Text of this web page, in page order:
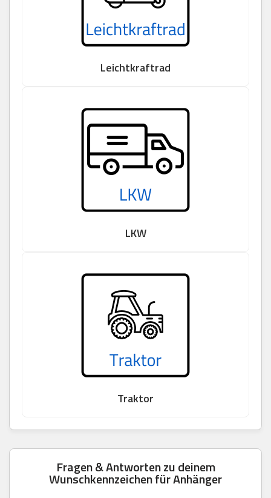
Leichtkraftrad
LKW
Traktor
Fragen & Antworten zu deinem
Wunschkennzeichen für Anhänger